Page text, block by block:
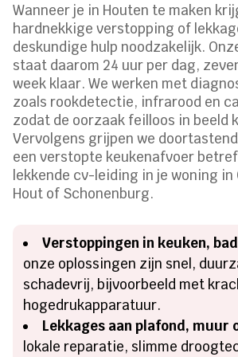
Wanneer je in Houten te maken
hardnekkige verstopping of
deskundige hulp noodzakelijk.
staat daarom 24 uur per dag,
week klaar. We werken met
zoals rookdetectie, infrarood en
zodat de oorzaak feilloos in beeld
Vervolgens grijpen we
een verstopte keukenafvoer
lekkende cv-leiding in je woning in
Hout of Schonenburg.
Verstoppingen in keuken,
onze oplossingen zijn snel,
schadevrij, bijvoorbeeld met
hogedrukapparatuur.
Lekkages aan plafond, muur
lokale reparatie, slimme